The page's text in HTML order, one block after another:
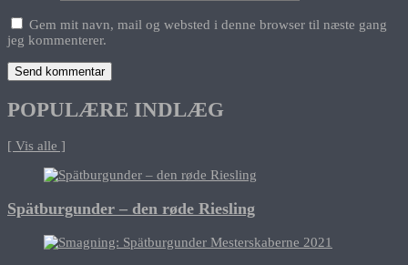
Gem mit navn, mail og websted i denne browser til næste gang
jeg kommenterer.
POPULÆRE INDLÆG
[ Vis alle ]
Spätburgunder – den røde Riesling